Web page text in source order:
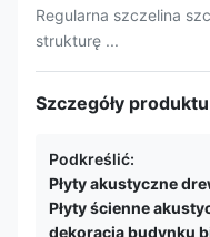
Regularna szczelina
strukturę ...
Szczegóły produktu
Podkreślić:
Płyty akustyczne
Płyty ścienne
dekoracja budynku